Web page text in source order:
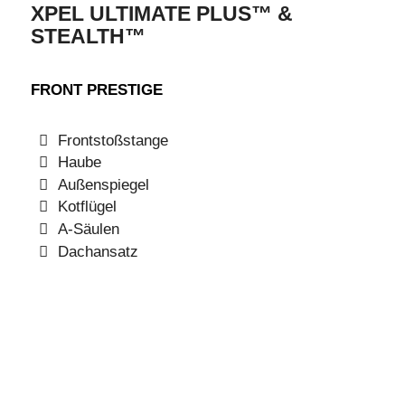
XPEL ULTIMATE PLUS™ &
STEALTH™
FRONT PRESTIGE
Frontstoßstange
Haube
Außenspiegel
Kotflügel
A-Säulen
Dachansatz